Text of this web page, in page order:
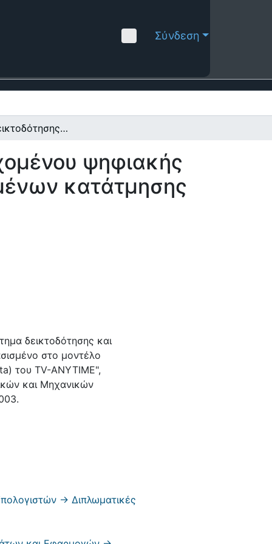
Σύνδεση
Σύστημα δεικτοδότησης και διαχείρισης περιεχομένου ψηφιακής τηλεόρασης βασισμένο στο μοντέλο μεταδεδομένων κατάτμησης (segmentation metadata) του TV-ANYTIME
ψηφιακής
κατάτμησης
δεικτοδότησης και
στο μοντέλο
του TV-ANYTIME",
και Μηχανικών
-> Διπλωματικές